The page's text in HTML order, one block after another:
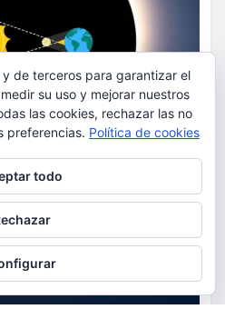
de terceros para garantizar el
su uso y mejorar nuestros
las cookies, rechazar las no
preferencias. Política de cookies
todo
incluido cómo gestionar las cookies,